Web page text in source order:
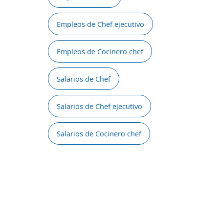
Empleos de Chef ejecutivo
Empleos de Cocinero chef
Salarios de Chef
Salarios de Chef ejecutivo
Salarios de Cocinero chef